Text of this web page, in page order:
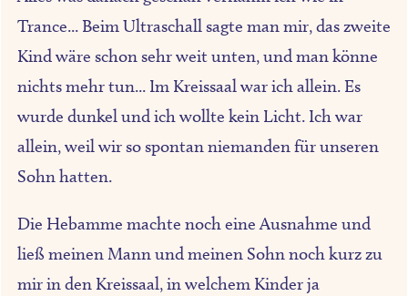
Trance... Beim Ultraschall sagte man mir, das zweite
Kind wäre schon sehr weit unten, und man könne
nichts mehr tun... Im Kreissaal war ich allein. Es
wurde dunkel und ich wollte kein Licht. Ich war
allein, weil wir so spontan niemanden für unseren
Sohn hatten.
Die Hebamme machte noch eine Ausnahme und
ließ meinen Mann und meinen Sohn noch kurz zu
mir in den Kreissaal, in welchem Kinder ja